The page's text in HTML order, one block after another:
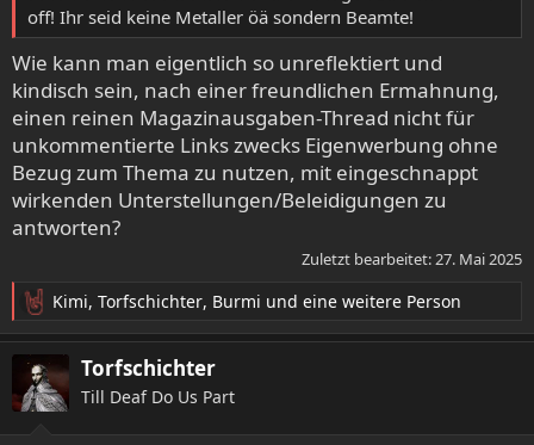
off! Ihr seid keine Metaller öä sondern Beamte!
Wie kann man eigentlich so unreflektiert und
kindisch sein, nach einer freundlichen Ermahnung,
einen reinen Magazinausgaben-Thread nicht für
unkommentierte Links zwecks Eigenwerbung ohne
Bezug zum Thema zu nutzen, mit eingeschnappt
wirkenden Unterstellungen/Beleidigungen zu
antworten?
Zuletzt bearbeitet:27. Mai 2025
R
e
a
t
Kimi, Torfschichter, Burmi und eine weitere Person
Torfschichter
Till Deaf Do Us Part